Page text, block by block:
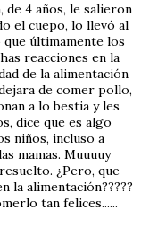
de 4 años, le salieron
el cuepo, lo llevó al
últimamente los
reacciones en la
de la alimentación
de comer pollo,
a lo bestia y les
dice que es algo
niños, incluso a
mamas. Muuuuy
¿Pero, que
la alimentación?????
tan felices......